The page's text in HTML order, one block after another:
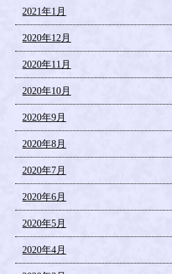
2021年1月
2020年12月
2020年11月
2020年10月
2020年9月
2020年8月
2020年7月
2020年6月
2020年5月
2020年4月